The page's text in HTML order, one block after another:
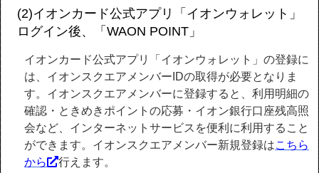
(2)イオンカード公式アプリ「イオンウォレット」
ログイン後、「WAON POINT」
イオンカード公式アプリ「イオンウォレット」の登録に
は、イオンスクエアメンバーIDの取得が必要となりま
す。イオンスクエアメンバーに登録すると、利用明細の
確認・ときめきポイントの応募・イオン銀行口座残高照
会など、インターネットサービスを便利に利用すること
ができます。イオンスクエアメンバー新規登録はこちら
から
行えます。